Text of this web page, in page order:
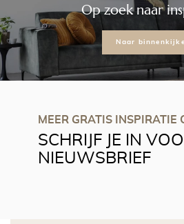
Op zoek naar
Naar
MEER GRATIS INSPIRATIE
SCHRIJF JE IN
NIEUWSBRIEF